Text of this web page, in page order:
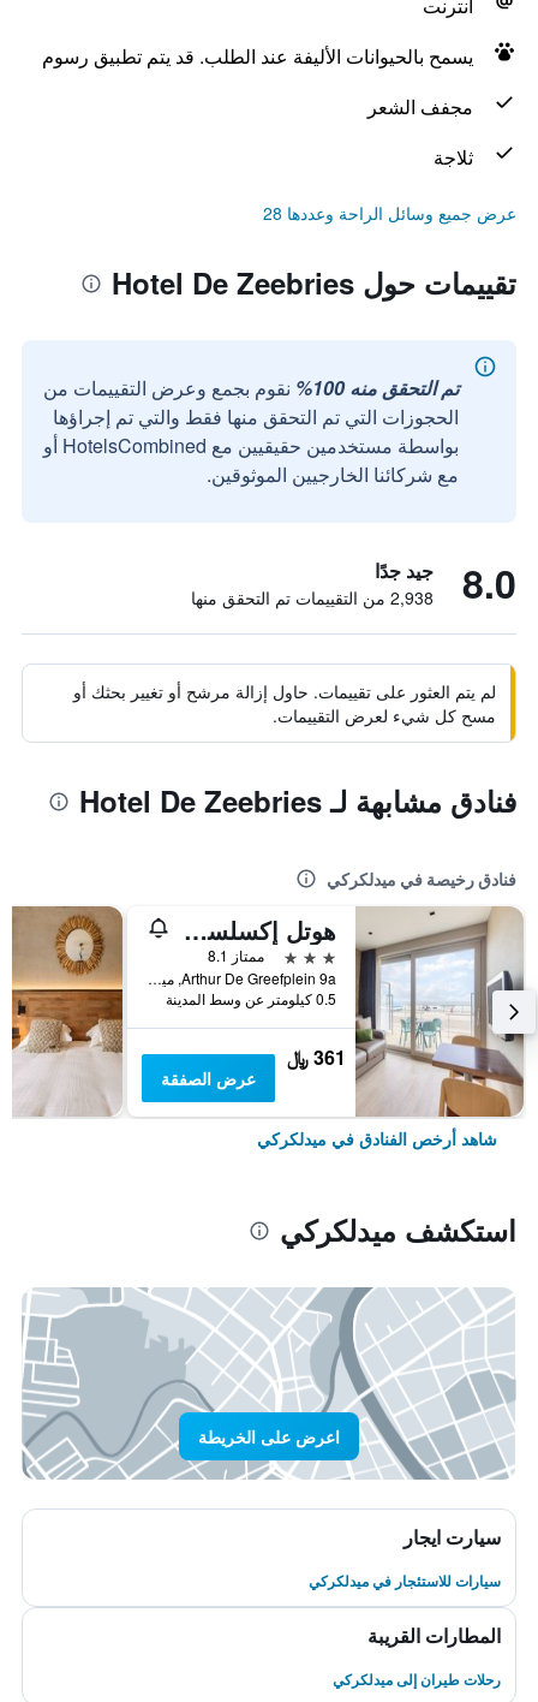
يسمح بالحيوانات الأليفة عند الطلب. قد يتم تطبيق رسوم
مجفف الشعر
ثلاجة
عرض جميع وسائل الراحة وعددها 28
تقييمات حول Hotel De Zeebries
تم التحقق منه 100%
نقوم بجمع وعرض التقييمات من
الحجوزات التي تم التحقق منها فقط والتي تم إجراؤها
بواسطة مستخدمين حقيقيين مع HotelsCombined أو
مع شركائنا الخارجيين الموثوقين.
8.0 جيد جدًا
2,938 من التقييمات تم التحقق منها
لم يتم العثور على تقييمات. حاول إزالة مرشح أو تغيير بحثك أو
مسح كل شيء لعرض التقييمات.
فنادق مشابهة لـ Hotel De Zeebries
فنادق رخيصة في ميدلكركي
هوتل إكسلسيور
3 نجوم
ممتاز 8.1
Arthur De Greefplein 9a, ميدلكركي, بلجيكا
0.5 كيلومتر عن وسط المدينة
361 ﷼
عرض الصفقة
شاهد أرخص الفنادق في ميدلكركي
استكشف ميدلكركي
اعرض على الخريطة
سيارت ايجار
سيارات للاستئجار في ميدلكركي
المطارات القريبة
رحلات طيران إلى ميدلكركي